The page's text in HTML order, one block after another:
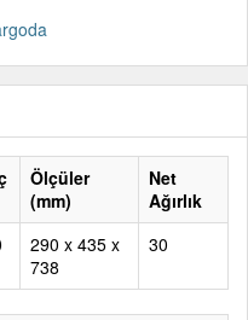
Ölçüler
(mm)
Net
Ağırlık
290 x 435 x
738
30